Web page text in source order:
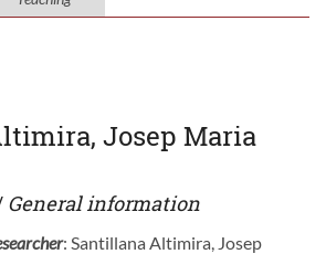
Josep Maria
General information
: Santillana Altimira, Josep